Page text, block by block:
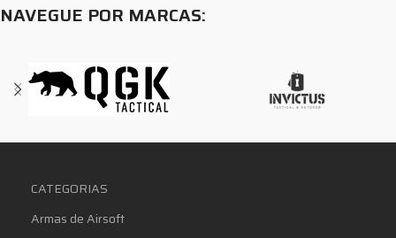
NAVEGUE POR MARCAS:
CATEGORIAS
Armas de Airsoft